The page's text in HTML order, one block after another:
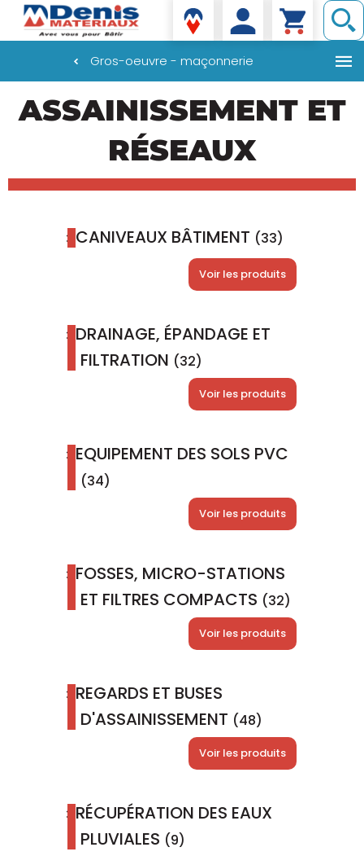
contenu
Denis matériaux
Gros-oeuvre - maçonnerie
ASSAINISSEMENT ET
RÉSEAUX
CANIVEAUX BÂTIMENT (33)
Voir les produits
DRAINAGE, ÉPANDAGE ET
FILTRATION (32)
Voir les produits
EQUIPEMENT DES SOLS PVC
(34)
Voir les produits
FOSSES, MICRO-STATIONS
ET FILTRES COMPACTS (32)
Voir les produits
REGARDS ET BUSES
D'ASSAINISSEMENT (48)
Voir les produits
RÉCUPÉRATION DES EAUX
PLUVIALES (9)